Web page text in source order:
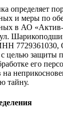
определяет
и меры по
в АО
7729361030,
целью защиты
его
тайну.